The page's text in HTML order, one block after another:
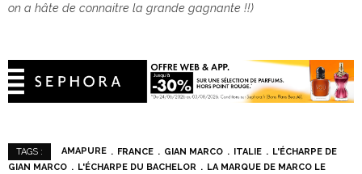
on a hâte de connaitre la grande gagnante !!)
TAGS : AMAPURE FRANCE GIAN MARCO ITALIE
L'ÉCHARPE DE
GIAN MARCO
L'ÉCHARPE DU BACHELOR
LA MARQUE DE MARCO LE